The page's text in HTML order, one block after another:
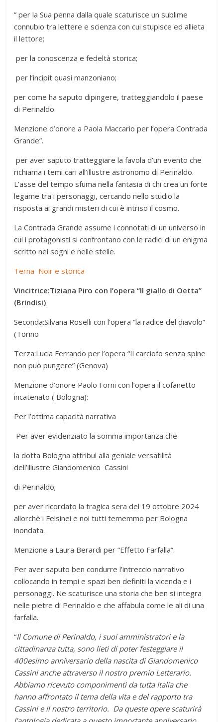
” per la Sua penna dalla quale scaturisce un sublime
connubio tra lettere e scienza con cui stupisce ed allieta
il lettore;
per la conoscenza e fedeltà storica;
per l’incipit quasi manzoniano;
per come ha saputo dipingere, tratteggiandolo il paese
di Perinaldo.
Menzione d’onore a Paola Maccario per l’opera Contrada
Grande”.
per aver saputo tratteggiare la favola d’un evento che
richiama i temi cari all’illustre astronomo di Perinaldo.
L’asse del tempo sfuma nella fantasia di chi crea un forte
legame tra i personaggi, cercando nello studio la
risposta ai grandi misteri di cui è intriso il cosmo.
La Contrada Grande assume i connotati di un universo in
cui i protagonisti si confrontano con le radici di un enigma
scritto nei sogni e nelle stelle.
Terna Noir e storica
Vincitrice:Tiziana Piro con l’opera “Il giallo di Oetta”
(Brindisi)
Seconda:Silvana Roselli con l’opera “la radice del diavolo”
(Torino
Terza:Lucia Ferrando per l’opera “Il carciofo senza spine
non può pungere” (Genova)
Menzione d’onore Paolo Forni con l’opera il cofanetto
incatenato ( Bologna):
Per l’ottima capacità narrativa
Per aver evidenziato la somma importanza che
la dotta Bologna attribuì alla geniale versatilità
dell’illustre Giandomenico Cassini
di Perinaldo;
per aver ricordato la tragica sera del 19 ottobre 2024
allorchè i Felsinei e noi tutti tememmo per Bologna
inondata.
Menzione a Laura Berardi per “Effetto Farfalla”.
Per aver saputo ben condurre l’intreccio narrativo
collocando in tempi e spazi ben definiti la vicenda e i
personaggi. Ne scaturisce una storia che ben si integra
nelle pietre di Perinaldo e che affabula come le ali di una
farfalla.
“Il Comune di Perinaldo, i suoi amministratori e la
cittadinanza tutta, sono lieti di poter festeggiare il
400esimo anniversario della nascita di Giandomenico
Cassini anche attraverso il nostro premio Letterario.
Abbiamo ricevuto componimenti da tutta Italia che
hanno affrontato il tema della vita e del rapporto tra
Cassini e il nostro territorio. Da queste opere scaturirà